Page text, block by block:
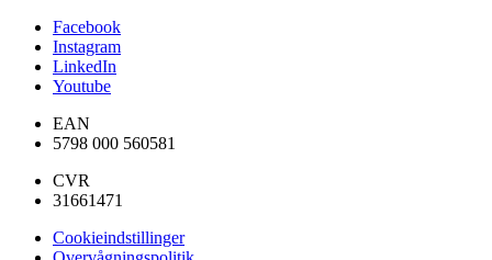
Facebook
Instagram
LinkedIn
Youtube
EAN
5798 000 560581
CVR
31661471
Cookieindstillinger